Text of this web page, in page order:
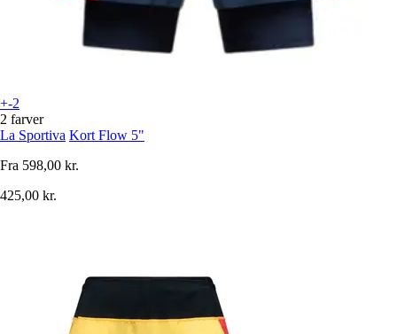
+-2
2 farver
La Sportiva Kort Flow 5"
Fra 598,00 kr.
425,00 kr.